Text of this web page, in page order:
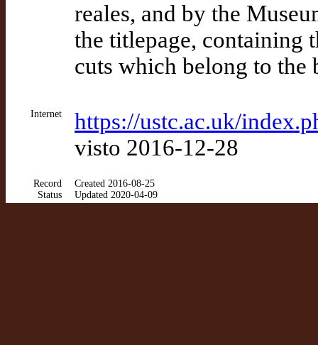
reales, and by the
the titlepage, containing
cuts which belong to the
Internet
https://ustc.ac.uk/
visto 2016-12-28
Record
Status
Created 2016-08-25
Updated 2020-04-09